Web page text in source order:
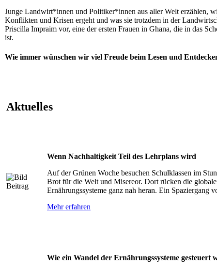
Junge Landwirt*innen und Politiker*innen aus aller Welt erzählen,
Konflikten und Krisen ergeht und was sie trotzdem in der
Priscilla Impraim vor, eine der ersten Frauen in Ghana, die in das
ist.
Wie immer wünschen wir viel Freude beim Lesen und
Aktuelles
Wenn Nachhaltigkeit Teil des Lehrplans wird
Auf der Grünen Woche besuchen Schulklassen im
Brot für die Welt und Misereor. Dort rücken die
Ernährungssysteme ganz nah heran. Ein Spaziergang
Mehr erfahren
Wie ein Wandel der Ernährungssysteme gesteuert